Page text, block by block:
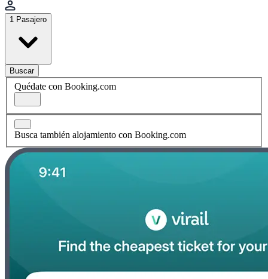
1 Pasajero
Buscar
Quédate con Booking.com
Busca también alojamiento con Booking.com